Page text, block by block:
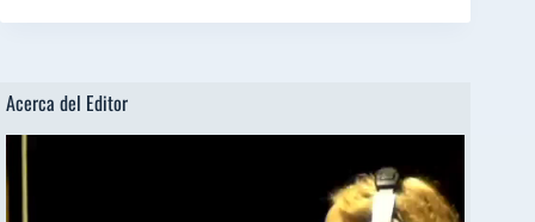
Acerca del Editor
de
vídeo